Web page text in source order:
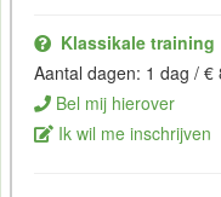
Klassikale training
Aantal dagen: 1 dag / €
Bel mij hierover
Ik wil me inschrijven